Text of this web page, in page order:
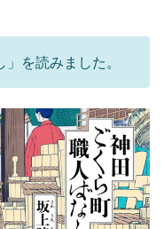
を読みました。